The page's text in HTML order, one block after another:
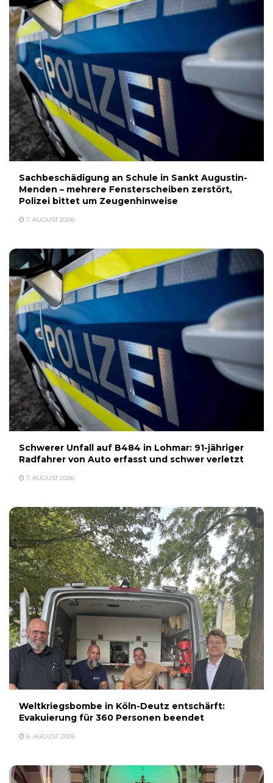
Sachbeschädigung an Schule in Sankt Augustin-
Menden – mehrere Fensterscheiben zerstört,
Polizei bittet um Zeugenhinweise
7. AUGUST 2026
Schwerer Unfall auf B484 in Lohmar: 91-jähriger
Radfahrer von Auto erfasst und schwer verletzt
7. AUGUST 2026
Weltkriegsbombe in Köln-Deutz entschärft:
Evakuierung für 360 Personen beendet
6. AUGUST 2026